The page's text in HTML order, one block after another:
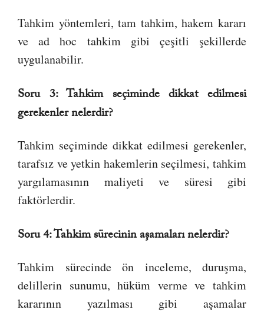
Tahkim yöntemleri, tam tahkim, hakem kararı
ve ad hoc tahkim gibi çeşitli şekillerde
uygulanabilir.
Soru 3: Tahkim seçiminde dikkat edilmesi
gerekenler nelerdir?
Tahkim seçiminde dikkat edilmesi gerekenler,
tarafsız ve yetkin hakemlerin seçilmesi, tahkim
yargılamasının maliyeti ve süresi gibi
faktörlerdir.
Soru 4: Tahkim sürecinin aşamaları nelerdir?
Tahkim sürecinde ön inceleme, duruşma,
delillerin sunumu, hüküm verme ve tahkim
kararının yazılması gibi aşamalar